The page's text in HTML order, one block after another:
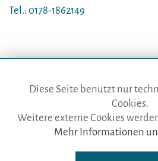
Tel.: 0178-1862149
die gästeführer · vertr. durch BVGD ·
Diese Seite benutzt nur
Cookies.
Weitere externe Cookies
Mehr Informationen